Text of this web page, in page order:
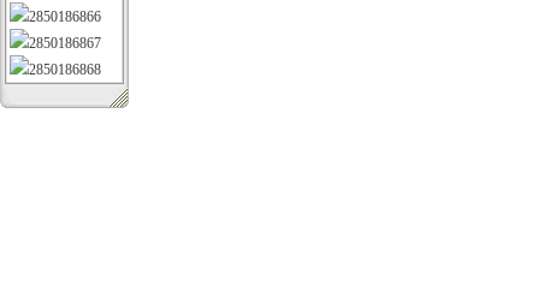
2850186866
2850186867
2850186868